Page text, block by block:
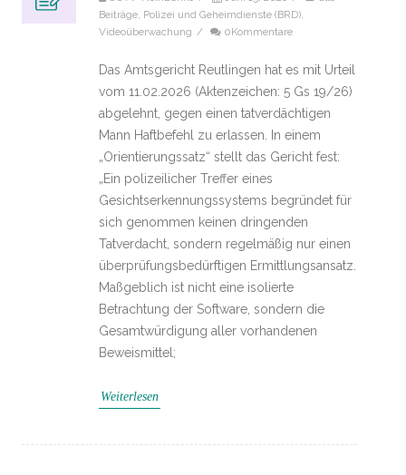
Beiträge Polizei und Geheimdienste (BRD)
Videoüberwachung / 0Kommentare
Das Amtsgericht Reutlingen hat es mit Urteil
vom 11.02.2026 (Aktenzeichen: 5 Gs 19/26)
abgelehnt, gegen einen tatverdächtigen
Mann Haftbefehl zu erlassen. In einem
„Orientierungssatz“ stellt das Gericht fest:
„Ein polizeilicher Treffer eines
Gesichtserkennungssystems begründet für
sich genommen keinen dringenden
Tatverdacht, sondern regelmäßig nur einen
überprüfungsbedürftigen Ermittlungsansatz.
Maßgeblich ist nicht eine isolierte
Betrachtung der Software, sondern die
Gesamtwürdigung aller vorhandenen
Beweismittel;
Weiterlesen